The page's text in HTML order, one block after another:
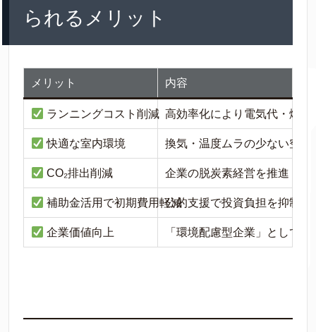
られるメリット
メリット 内容
ランニングコスト削減 高効率化により電気代・燃料
快適な室内環境 換気・温度ムラの少ない空気
CO₂排出削減 企業の脱炭素経営を推進
補助金活用で初期費用軽減公的支援で投資負担を抑制
企業価値向上 「環境配慮型企業」として